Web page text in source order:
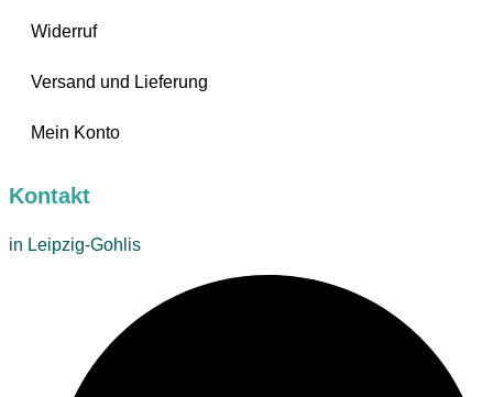
Widerruf
Versand und Lieferung
Mein Konto
Kontakt
in Leipzig-Gohlis